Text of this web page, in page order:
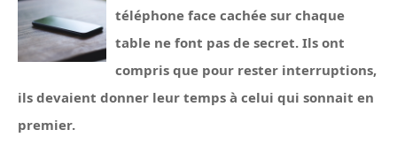
téléphone face cachée sur chaque
table ne font pas de secret. Ils ont
compris que pour rester interruptions,
ils devaient donner leur temps à celui qui sonnait en
premier.